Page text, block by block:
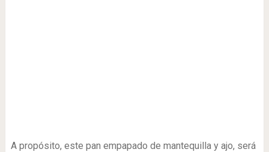
A propósito, este pan empapado de mantequilla y ajo, será